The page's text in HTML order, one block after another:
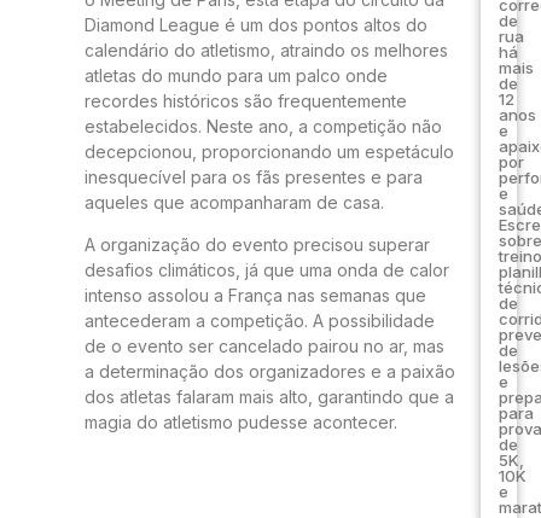
Diamond League é um dos pontos altos do
calendário do atletismo, atraindo os melhores
atletas do mundo para um palco onde
recordes históricos são frequentemente
estabelecidos. Neste ano, a competição não
decepcionou, proporcionando um espetáculo
inesquecível para os fãs presentes e para
aqueles que acompanharam de casa.
A organização do evento precisou superar
desafios climáticos, já que uma onda de calor
intenso assolou a França nas semanas que
antecederam a competição. A possibilidade
de o evento ser cancelado pairou no ar, mas
a determinação dos organizadores e a paixão
dos atletas falaram mais alto, garantindo que a
magia do atletismo pudesse acontecer.
de
rua
há
mais
de
12
anos
e
por
e
sobre
de
de
e
para
de
5K,
10K
e